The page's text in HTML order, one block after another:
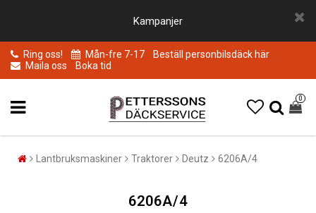
Kampanjer
Ring oss! Mån-fre 7-17
Beställ personbilsdäck här
Maila oss
Boka tid
0
Lantbruksmaskiner Traktorer Deutz 6206A/4
6206A/4